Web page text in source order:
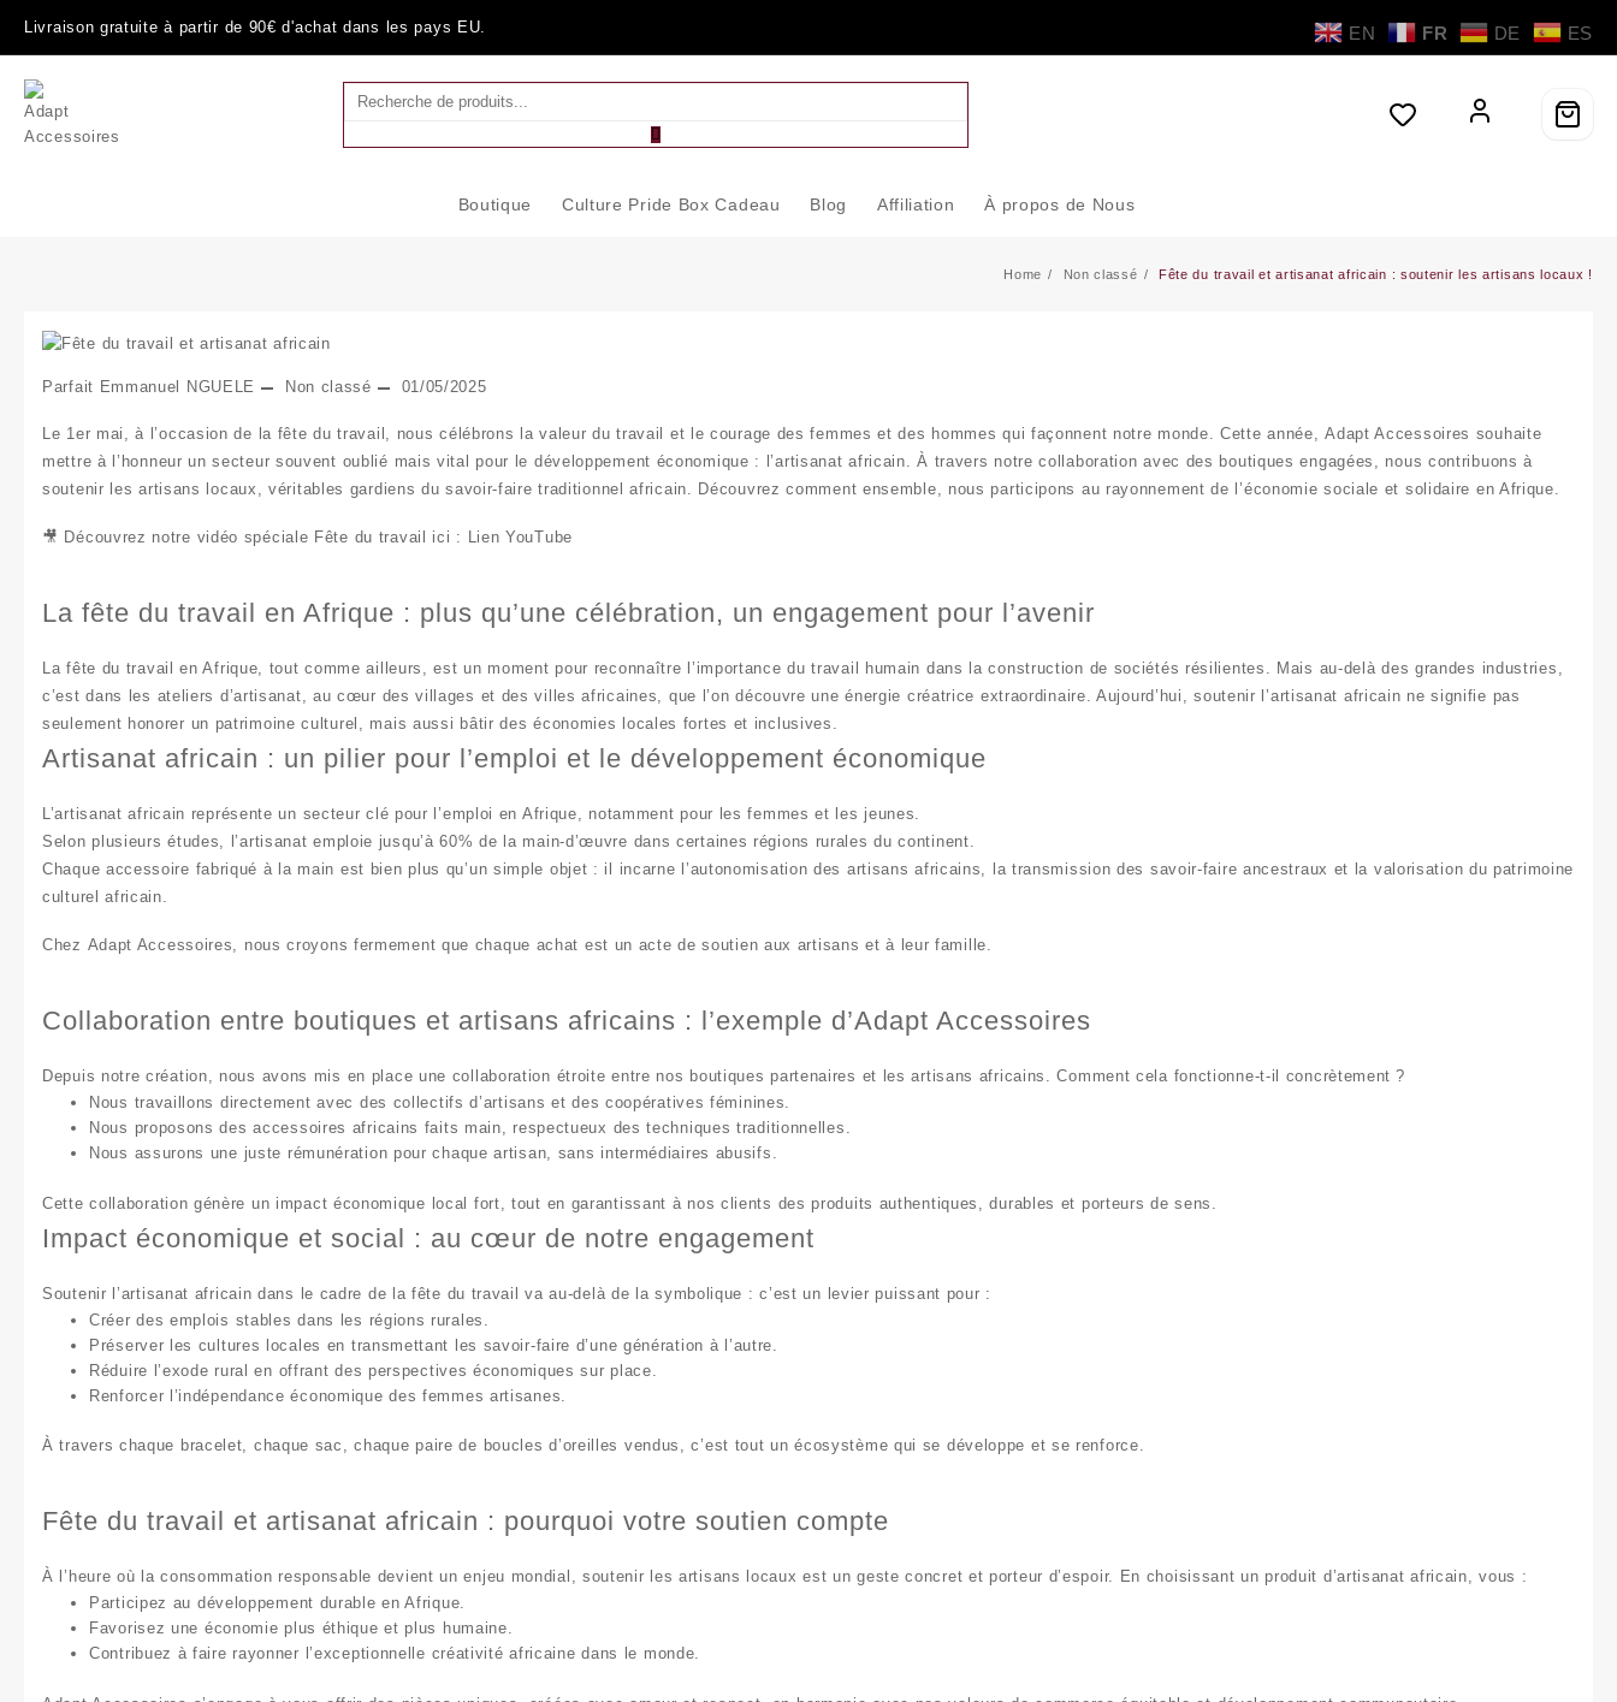
Livraison gratuite à partir de 90€ d'achat dans les pays EU.
Boutique Culture Pride Box Cadeau Blog Affiliation À propos de Nous
Home Non classé Fête du travail et artisanat africain : soutenir les artisans locaux !
Parfait Emmanuel NGUELE Non classé 01/05/2025
Le 1er mai, à l’occasion de la fête du travail , nous célébrons la valeur du travail et le courage des femmes et des hommes qui façonnent notre monde. Cette année,Adapt Accessoires souhaite
mettre à l’honneur un secteur souvent oublié mais vital pour le développement économique :
l’artisanat africain. À travers notre collaboration avec des boutiques engagées, nous contribuons à
soutenir lesartisans locaux , véritables gardiens du savoir-faire traditionnel africain. Découvrez comment ensemble, nous participons au rayonnement de l’économie sociale et solidaire en Afrique.
🎥 Découvrez notre vidéo spéciale Fête du travail ici : Lien YouTube
La fête du travail en Afrique : plus qu’une célébration, un engagement pour l’avenir
Lafête du travail en Afrique, tout comme ailleurs, est un moment pour reconnaître l’importance du travail humain dans la construction de sociétés résilientes. Mais au-delà des grandes industries,
c’est dans les ateliers d’artisanat, au cœur des villages et des villes africaines, que l’on découvre une énergie créatrice extraordinaire. Aujourd’hui, soutenir l’artisanat africain ne signifie pas
seulement honorer un patrimoine culturel, mais aussi bâtir des économies locales fortes et inclusives .
Artisanat africain : un pilier pour l’emploi et le développement économique
L’artisanat africain représente un secteur clé pour l’emploi en Afrique, notamment pour les femmes et les jeunes.
Selon plusieurs études, l’artisanat emploie jusqu’à60% de la main-d’œuvre dans certaines régions rurales du continent.
Chaque accessoire fabriqué à la main est bien plus qu’un simple objet : il incarne l’autonomisation des artisans africains, la transmission des savoir-faire ancestraux et la valorisation du patrimoine
culturel africain.
Chez Adapt Accessoires, nous croyons fermement que chaque achat est un acte de soutien aux artisans et à leur famille.
Collaboration entre boutiques et artisans africains : l’exemple d’Adapt Accessoires
Depuis notre création, nous avons mis en place une collaboration étroite entre nos boutiques partenaires et les artisans africains . Comment cela fonctionne-t-il concrètement ?
Nous travaillons directement avec des collectifs d’artisans etdes coopératives féminines.
Nous proposons desaccessoires africains faits main, respectueux des techniques traditionnelles.
Nous assurons une juste rémunération pour chaque artisan, sans intermédiaires abusifs.
Cette collaboration génère un impact économique local fort, tout en garantissant à nos clients des produits authentiques, durables et porteurs de sens.
Impact économique et social : au cœur de notre engagement
Soutenir l’artisanat africain dans le cadre de lafête du travail va au-delà de la symbolique : c’est un levier puissant pour :
Créer des emplois stables dans les régions rurales.
Préserver les cultures locales en transmettant les savoir-faire d’une génération à l’autre.
Réduire l’exode rural en offrant des perspectives économiques sur place.
Renforcer l’indépendance économique des femmes artisanes.
À travers chaque bracelet, chaque sac, chaque paire de boucles d’oreilles vendus,c’est tout un écosystème qui se développe et se renforce.
Fête du travail et artisanat africain : pourquoi votre soutien compte
À l’heure où la consommation responsable devient un enjeu mondial, soutenir les artisans locaux est un geste concret et porteur d’espoir. En choisissant un produit d’artisanat africain, vous :
Participez au développement durable en Afrique.
Favorisez une économie plus éthique et plus humaine.
Contribuez à faire rayonner l’exceptionnelle créativité africaine dans le monde.
EN FR DE ES